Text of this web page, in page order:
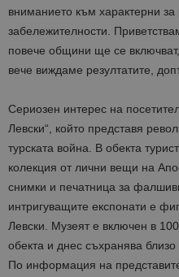
вниманието към характерни за
забележителности.
повече общини ще се
вече виждаме резултатите,
Сериозен интерес на
Левски“, който представя
турската война. В обекта
колекция от лични вещи на
снимки и печатница за
интригуващите експонати е
Левски. Музеят e включен в
обекта и днес съхранява
По информация на